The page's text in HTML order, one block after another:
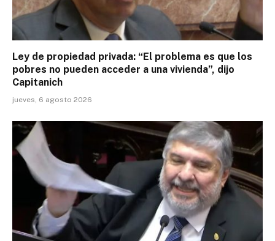
Ley de propiedad privada: “El problema es que los
pobres no pueden acceder a una vivienda”, dijo
Capitanich
jueves, 6 agosto 2026